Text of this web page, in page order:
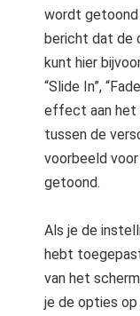
wordt getoond
bericht dat de
kunt hier
“Slide In”,
effect aan het
tussen de
voorbeeld
getoond.
Als je de
hebt
van het
je de opties